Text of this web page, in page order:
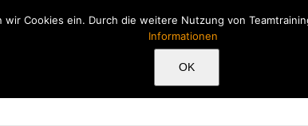
Cookies ein. Durch die weitere Nutzung von
Informationen
OK